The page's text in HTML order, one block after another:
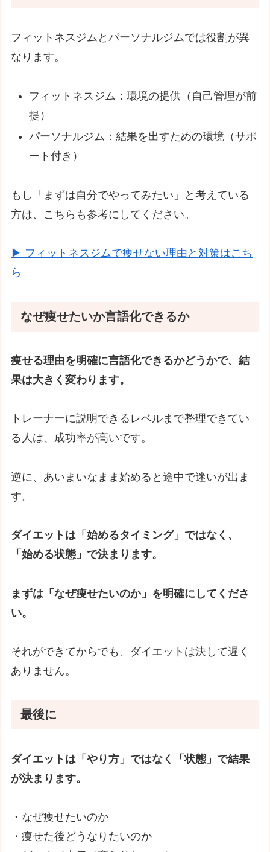
フィットネスジムとパーソナルジムでは役割が異
なります。
フィットネスジム：環境の提供（自己管理が前
提）
パーソナルジム：結果を出すための環境（サポ
ート付き）
もし「まずは自分でやってみたい」と考えている
方は、こちらも参考にしてください。
▶ フィットネスジムで痩せない理由と対策はこち
ら
なぜ痩せたいか言語化できるか
痩せる理由を明確に言語化できるかどうかで、結
果は大きく変わります。
トレーナーに説明できるレベルまで整理できてい
る人は、成功率が高いです。
逆に、あいまいなまま始めると途中で迷いが出ま
す。
ダイエットは「始めるタイミング」ではなく、
「始める状態」で決まります。
まずは「なぜ痩せたいのか」を明確にしてくださ
い。
それができてからでも、ダイエットは決して遅く
ありません。
最後に
ダイエットは「やり方」ではなく「状態」で結果
が決まります。
・なぜ痩せたいのか
・痩せた後どうなりたいのか